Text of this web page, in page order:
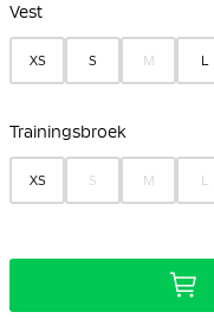
Vest
XS S M L
Trainingsbroek
XS S M L